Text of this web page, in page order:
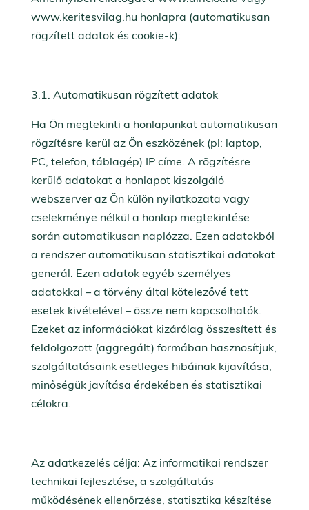
www.keritesvilag.hu honlapra (automatikusan
rögzített adatok és cookie-k):
3.1. Automatikusan rögzített adatok
Ha Ön megtekinti a honlapunkat automatikusan
rögzítésre kerül az Ön eszközének (pl: laptop,
PC, telefon, táblagép) IP címe. A rögzítésre
kerülő adatokat a honlapot kiszolgáló
webszerver az Ön külön nyilatkozata vagy
cselekménye nélkül a honlap megtekintése
során automatikusan naplózza. Ezen adatokból
a rendszer automatikusan statisztikai adatokat
generál. Ezen adatok egyéb személyes
adatokkal – a törvény által kötelezővé tett
esetek kivételével – össze nem kapcsolhatók.
Ezeket az információkat kizárólag összesített és
feldolgozott (aggregált) formában hasznosítjuk,
szolgáltatásaink esetleges hibáinak kijavítása,
minőségük javítása érdekében és statisztikai
célokra.
Az adatkezelés célja: Az informatikai rendszer
technikai fejlesztése, a szolgáltatás
működésének ellenőrzése, statisztika készítése